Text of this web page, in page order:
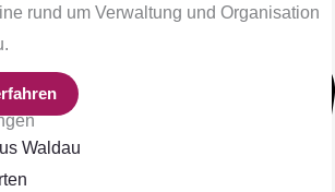
rund um Verwaltung und Organisation
Waldau